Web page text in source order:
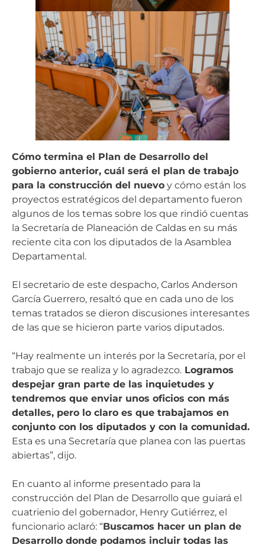
Cómo termina el Plan de Desarrollo del
gobierno anterior, cuál será el plan de trabajo
para la construcción del nuevo y cómo están los
proyectos estratégicos del departamento fueron
algunos de los temas sobre los que rindió cuentas
la Secretaría de Planeación de Caldas en su más
reciente cita con los diputados de la Asamblea
Departamental.
El secretario de este despacho, Carlos Anderson
García Guerrero, resaltó que en cada uno de los
temas tratados se dieron discusiones interesantes
de las que se hicieron parte varios diputados.
“Hay realmente un interés por la Secretaría, por el
trabajo que se realiza y lo agradezco. Logramos
despejar gran parte de las inquietudes y
tendremos que enviar unos oficios con más
detalles, pero lo claro es que trabajamos en
conjunto con los diputados y con la comunidad.
Esta es una Secretaría que planea con las puertas
abiertas”, dijo.
En cuanto al informe presentado para la
construcción del Plan de Desarrollo que guiará el
cuatrienio del gobernador, Henry Gutiérrez, el
funcionario aclaró: “Buscamos hacer un plan de
Desarrollo donde podamos incluir todas las